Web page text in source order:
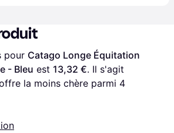
pour Catago Longe Équitation
- Bleu est 13,32 €. Il s'agit
la moins chère parmi 4